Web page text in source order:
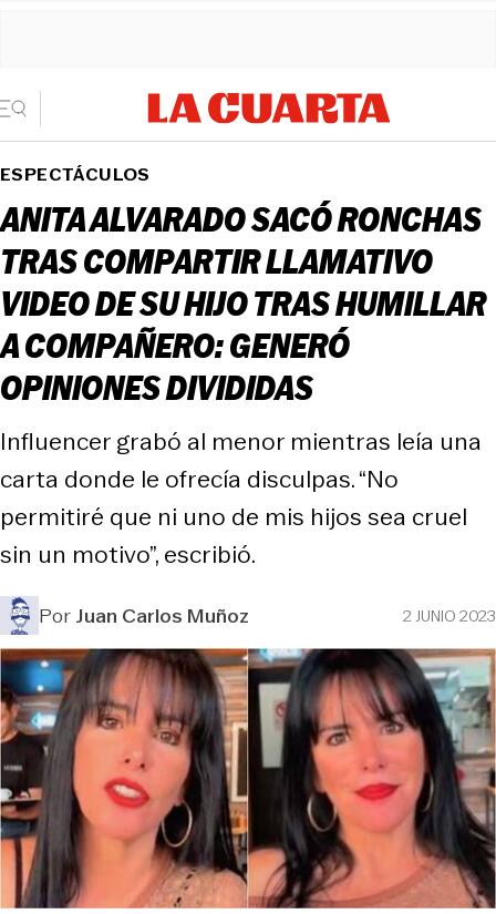
ESPECTÁCULOS
ANITA ALVARADO SACÓ RONCHAS
TRAS COMPARTIR LLAMATIVO
VIDEO DE SU HIJO TRAS HUMILLAR
A COMPAÑERO: GENERÓ
OPINIONES DIVIDIDAS
Influencer grabó al menor mientras leía una
carta donde le ofrecía disculpas. “No
permitiré que ni uno de mis hijos sea cruel
sin un motivo”, escribió.
PorJuan Carlos Muñoz 2 JUNIO 2023